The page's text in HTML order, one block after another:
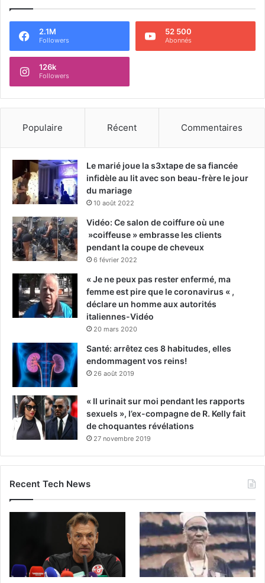
2.1M
Followers
52 500
Abonnés
126k
Followers
Populaire Récent Commentaires
Le marié joue la s3xtape de sa fiancée
infidèle au lit avec son beau-frère le jour
du mariage
10 août 2022
Vidéo: Ce salon de coiffure où une
»coiffeuse » embrasse les clients
pendant la coupe de cheveux
6 février 2022
« Je ne peux pas rester enfermé, ma
femme est pire que le coronavirus « ,
déclare un homme aux autorités
italiennes-Vidéo
20 mars 2020
Santé: arrêtez ces 8 habitudes, elles
endommagent vos reins!
26 août 2019
« Il urinait sur moi pendant les rapports
sexuels », l’ex-compagne de R. Kelly fait
de choquantes révélations
27 novembre 2019
Recent Tech News